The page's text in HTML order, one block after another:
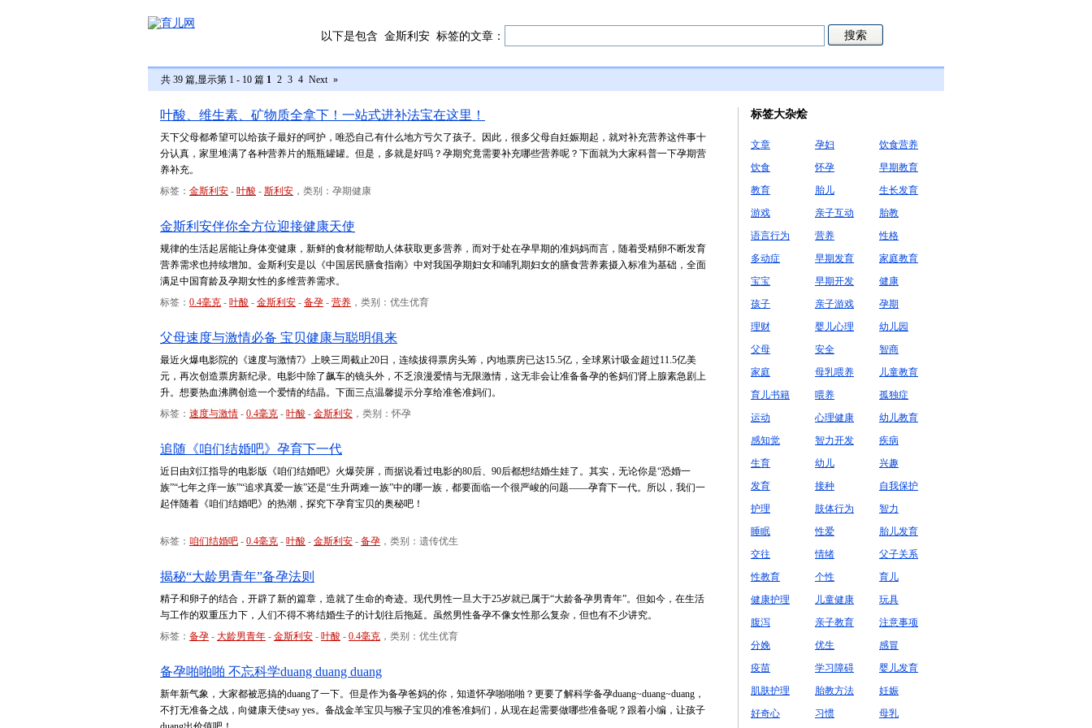
以下是包含 金斯利安 标签的文章：
共 39 篇,显示第 1 - 10 篇 1 2 3 4 Next »
叶酸、维生素、矿物质全拿下！一站式进补法宝在这里！
天下父母都希望可以给孩子最好的呵护，唯恐自己有什么地方亏欠了孩子。因此，很多父母自妊娠期起，就对补充营养这件事十
分认真，家里堆满了各种营养片的瓶瓶罐罐。但是，多就是好吗？孕期究竟需要补充哪些营养呢？下面就为大家科普一下孕期营
养补充。
标签： 金斯利安 - 叶酸 - 斯利安 ，类别：孕期健康
金斯利安伴你全方位迎接健康天使
规律的生活起居能让身体变健康，新鲜的食材能帮助人体获取更多营养，而对于处在孕早期的准妈妈而言，随着受精卵不断发育
营养需求也持续增加。金斯利安是以《中国居民膳食指南》中对我国孕期妇女和哺乳期妇女的膳食营养素摄入标准为基础，全面
满足中国育龄及孕期女性的多维营养需求。
标签： 0.4毫克 - 叶酸 - 金斯利安 - 备孕 - 营养 ，类别：优生优育
父母速度与激情必备 宝贝健康与聪明俱来
最近火爆电影院的《速度与激情7》上映三周截止20日，连续拔得票房头筹，内地票房已达15.5亿，全球累计吸金超过11.5亿美
元，再次创造票房新纪录。电影中除了飙车的镜头外，不乏浪漫爱情与无限激情，这无非会让准备备孕的爸妈们肾上腺素急剧上
升。想要热血沸腾创造一个爱情的结晶。下面三点温馨提示分享给准爸准妈们。
标签： 速度与激情 - 0.4毫克 - 叶酸 - 金斯利安 ，类别：怀孕
追随《咱们结婚吧》孕育下一代
近日由刘江指导的电影版《咱们结婚吧》火爆荧屏，而据说看过电影的80后、90后都想结婚生娃了。其实，无论你是“恐婚一
族”“七年之痒一族”“追求真爱一族”还是“生升两难一族”中的哪一族，都要面临一个很严峻的问题——孕育下一代。所以，我们一
起伴随着《咱们结婚吧》的热潮，探究下孕育宝贝的奥秘吧！
标签： 咱们结婚吧 - 0.4毫克 - 叶酸 - 金斯利安 - 备孕 ，类别：遗传优生
揭秘“大龄男青年”备孕法则
精子和卵子的结合，开辟了新的篇章，造就了生命的奇迹。现代男性一旦大于25岁就已属于“大龄备孕男青年”。但如今，在生活
与工作的双重压力下，人们不得不将结婚生子的计划往后拖延。虽然男性备孕不像女性那么复杂，但也有不少讲究。
标签： 备孕 - 大龄男青年 - 金斯利安 - 叶酸 - 0.4毫克 ，类别：优生优育
备孕啪啪啪 不忘科学duang duang duang
新年新气象，大家都被恶搞的duang了一下。但是作为备孕爸妈的你，知道怀孕啪啪啪？更要了解科学备孕duang~duang~duang，
不打无准备之战，向健康天使say yes。备战金羊宝贝与猴子宝贝的准爸准妈们，从现在起需要做哪些准备呢？跟着小编，让孩子
标签大杂烩
文章 孕妇
饮食营养
饮食
怀孕
早期教育
教育
胎儿
生长发育
游戏
亲子互动
胎教
语言行为
营养
性格
多动症
早期发育
家庭教育
宝宝
早期开发
健康
孩子
亲子游戏
孕期
理财
婴儿心理
幼儿园
父母
安全
智商
家庭
母乳喂养
儿童教育
育儿书籍
喂养
孤独症
运动
心理健康
幼儿教育
感知觉
智力开发
疾病
生育
幼儿
兴趣
发育
接种
自我保护
护理
肢体行为
智力
睡眠
性爱
胎儿发育
交往
情绪
父子关系
性教育
个性
育儿
健康护理
儿童健康
玩具
腹泻
亲子教育
注意事项
分娩
优生
感冒
疫苗
学习障碍
婴儿发育
肌肤护理
胎教方法
妊娠
好奇心
习惯
母乳